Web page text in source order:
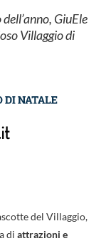
GiuEle
Villaggio di
del Villaggio,
di attrazioni e